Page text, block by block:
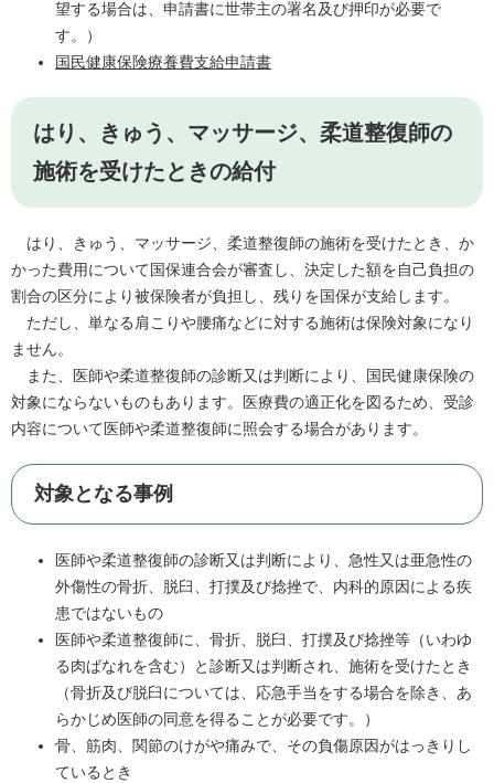
望する場合は、申請書に世帯主の署名及び押印が必要で
す。）
国民健康保険療養費支給申請書
はり、きゅう、マッサージ、柔道整復師の
施術を受けたときの給付
はり、きゅう、マッサージ、柔道整復師の施術を受けたとき、か
かった費用について国保連合会が審査し、決定した額を自己負担の
割合の区分により被保険者が負担し、残りを国保が支給します。
ただし、単なる肩こりや腰痛などに対する施術は保険対象になり
ません。
また、医師や柔道整復師の診断又は判断により、国民健康保険の
対象にならないものもあります。医療費の適正化を図るため、受診
内容について医師や柔道整復師に照会する場合があります。
対象となる事例
医師や柔道整復師の診断又は判断により、急性又は亜急性の
外傷性の骨折、脱臼、打撲及び捻挫で、内科的原因による疾
患ではないもの
医師や柔道整復師に、骨折、脱臼、打撲及び捻挫等（いわゆ
る肉ばなれを含む）と診断又は判断され、施術を受けたとき
（骨折及び脱臼については、応急手当をする場合を除き、あ
らかじめ医師の同意を得ることが必要です。）
骨、筋肉、関節のけがや痛みで、その負傷原因がはっきりし
ているとき